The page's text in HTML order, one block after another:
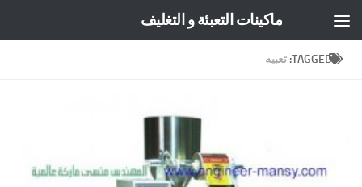
ماكينات التعبئة و التغليف
TAGGED: تعبيه